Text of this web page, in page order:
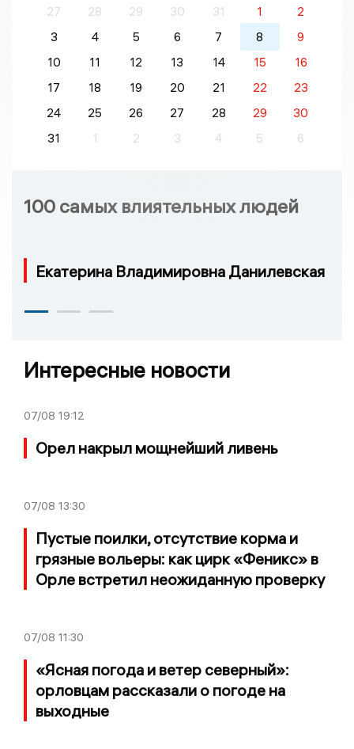
27
28 29 30 31 1
2
3
4 5 6 7 8
9
10
11 12 13 14 15
16
17
18 19 20 21 22
23
24
25 26 27 28 29
30
31
1 2 3 4 5 6
100 самых влиятельных людей
Екатерина Владимировна Данилевская
Интересные новости
07/08 19:12
Орел накрыл мощнейший ливень
07/08 13:30
Пустые поилки, отсутствие корма и
грязные вольеры: как цирк «Феникс» в
Орле встретил неожиданную проверку
07/08 11:30
«Ясная погода и ветер северный»:
орловцам рассказали о погоде на
выходные